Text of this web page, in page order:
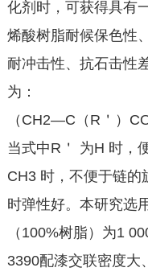
化剂时，可获得具有
烯酸树脂耐候保色性
耐冲击性、抗石击性
为：
（CH2—C（R＇）
当式中R＇ 为H 时，
CH3 时，不便于链
时弹性好。本研究选
（100%树脂）为1
3390配漆交联密度大